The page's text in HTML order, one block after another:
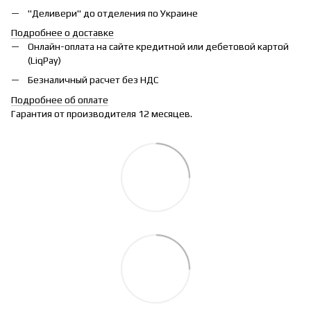
"Деливери" до отделения по Украине
Подробнее о доставке
Онлайн-оплата на сайте кредитной или дебетовой картой
(LiqPay)
Безналичный расчет без НДС
Подробнее об оплате
Гарантия от производителя 12 месяцев.